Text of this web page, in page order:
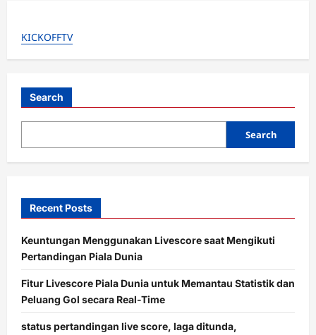
g
o
KICKOFFTV
Search
Search
Recent Posts
Keuntungan Menggunakan Livescore saat Mengikuti
Pertandingan Piala Dunia
Fitur Livescore Piala Dunia untuk Memantau Statistik dan
Peluang Gol secara Real-Time
status pertandingan live score, laga ditunda,